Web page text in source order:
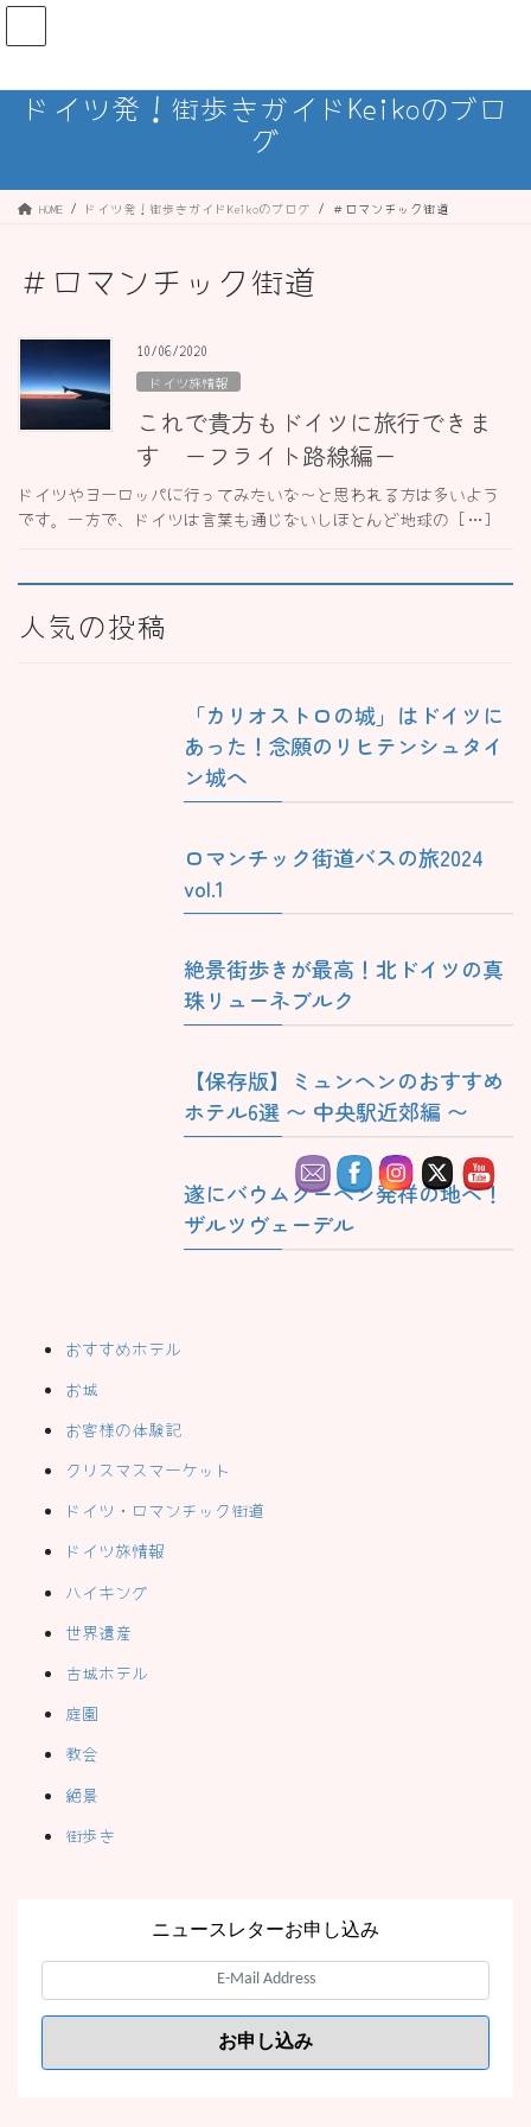
コ
ン
キ
ナ
ー
に
ドイツ発！街歩きガイドKeikoのブロ
グ
HOME ドイツ発！街歩きガイドKeikoのブログ ＃ロマンチック街道
＃ロマンチック街道
10/06/2020
ドイツ旅情報
これで貴方もドイツに旅行できま
す ーフライト路線編ー
ドイツやヨーロッパに行ってみたいな〜と思われる方は多いよう
です。一方で、ドイツは言葉も通じないしほとんど地球の […]
人気の投稿
「カリオストロの城」はドイツに
あった！念願のリヒテンシュタイ
ン城へ
ロマンチック街道バスの旅2024
vol.1
絶景街歩きが最高！北ドイツの真
珠リューネブルク
【保存版】ミュンヘンのおすすめ
ホテル6選 〜 中央駅近郊編 〜
遂にバウムクーヘン発祥の地へ！
ザルツヴェーデル
おすすめホテル
お城
お客様の体験記
クリスマスマーケット
ドイツ・ロマンチック街道
ドイツ旅情報
ハイキング
世界遺産
古城ホテル
庭園
教会
絶景
街歩き
ニュースレターお申し込み